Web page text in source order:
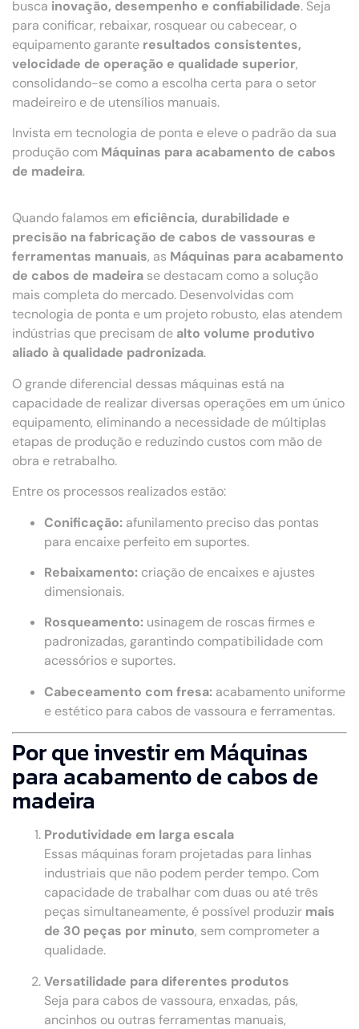
busca inovação, desempenho e confiabilidade. Seja
para conificar, rebaixar, rosquear ou cabecear, o
equipamento garante resultados consistentes,
velocidade de operação e qualidade superior,
consolidando-se como a escolha certa para o setor
madeireiro e de utensílios manuais.
Invista em tecnologia de ponta e eleve o padrão da sua
produção com Máquinas para acabamento de cabos
de madeira.
Quando falamos em eficiência, durabilidade e
precisão na fabricação de cabos de vassouras e
ferramentas manuais, as Máquinas para acabamento
de cabos de madeira se destacam como a solução
mais completa do mercado. Desenvolvidas com
tecnologia de ponta e um projeto robusto, elas atendem
indústrias que precisam de alto volume produtivo
aliado à qualidade padronizada.
O grande diferencial dessas máquinas está na
capacidade de realizar diversas operações em um único
equipamento, eliminando a necessidade de múltiplas
etapas de produção e reduzindo custos com mão de
obra e retrabalho.
Entre os processos realizados estão:
Conificação: afunilamento preciso das pontas
para encaixe perfeito em suportes.
Rebaixamento: criação de encaixes e ajustes
dimensionais.
Rosqueamento: usinagem de roscas firmes e
padronizadas, garantindo compatibilidade com
acessórios e suportes.
Cabeceamento com fresa: acabamento uniforme
e estético para cabos de vassoura e ferramentas.
Por que investir em Máquinas
para acabamento de cabos de
madeira
Produtividade em larga escala
Essas máquinas foram projetadas para linhas
industriais que não podem perder tempo. Com
capacidade de trabalhar com duas ou até três
peças simultaneamente, é possível produzir mais
de 30 peças por minuto, sem comprometer a
qualidade.
Versatilidade para diferentes produtos
Seja para cabos de vassoura, enxadas, pás,
ancinhos ou outras ferramentas manuais,